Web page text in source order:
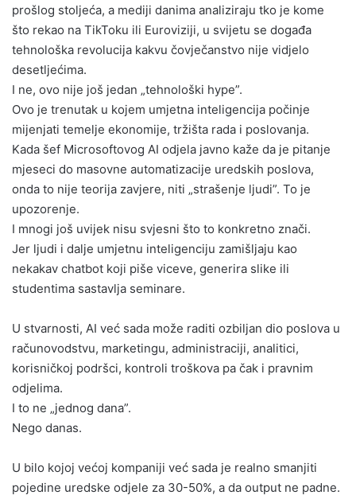
prošlog stoljeća, a mediji danima analiziraju tko je kome
što rekao na TikToku ili Euroviziji, u svijetu se događa
tehnološka revolucija kakvu čovječanstvo nije vidjelo
desetljećima.
I ne, ovo nije još jedan „tehnološki hype”.
Ovo je trenutak u kojem umjetna inteligencija počinje
mijenjati temelje ekonomije, tržišta rada i poslovanja.
Kada šef Microsoftovog AI odjela javno kaže da je pitanje
mjeseci do masovne automatizacije uredskih poslova,
onda to nije teorija zavjere, niti „strašenje ljudi”. To je
upozorenje.
I mnogi još uvijek nisu svjesni što to konkretno znači.
Jer ljudi i dalje umjetnu inteligenciju zamišljaju kao
nekakav chatbot koji piše viceve, generira slike ili
studentima sastavlja seminare.
U stvarnosti, AI već sada može raditi ozbiljan dio poslova u
računovodstvu, marketingu, administraciji, analitici,
korisničkoj podršci, kontroli troškova pa čak i pravnim
odjelima.
I to ne „jednog dana”.
Nego danas.
U bilo kojoj većoj kompaniji već sada je realno smanjiti
pojedine uredske odjele za 30-50%, a da output ne padne.